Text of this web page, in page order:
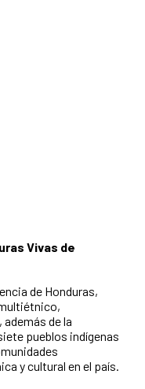
Vivas de
de Honduras,
de la
pueblos indígenas
y cultural en el país.